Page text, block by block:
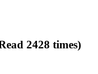
2428 times)